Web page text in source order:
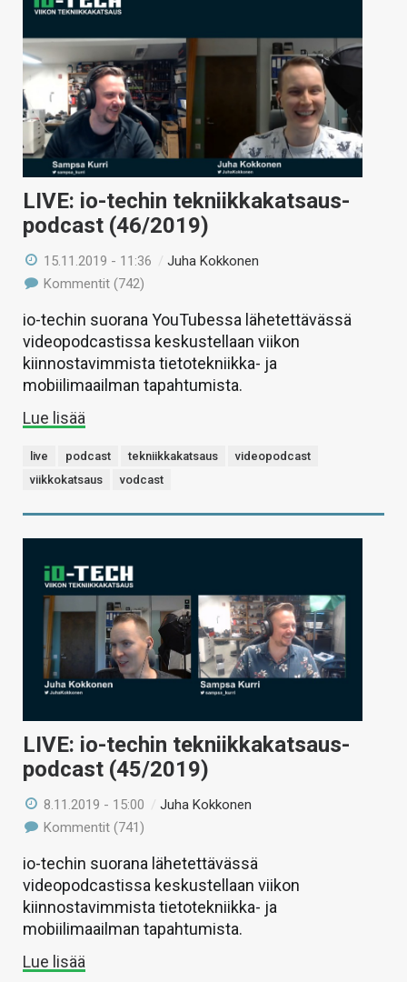
LIVE: io-techin tekniikkakatsaus-
podcast (46/2019)
15.11.2019 - 11:36 /Juha Kokkonen
Kommentit (742)
io-techin suorana YouTubessa lähetettävässä
videopodcastissa keskustellaan viikon
kiinnostavimmista tietotekniikka- ja
mobiilimaailman tapahtumista.
Lue lisää
live podcast tekniikkakatsaus
videopodcast
viikkokatsaus
vodcast
LIVE: io-techin tekniikkakatsaus-
podcast (45/2019)
8.11.2019 - 15:00 /Juha Kokkonen
Kommentit (741)
io-techin suorana lähetettävässä
videopodcastissa keskustellaan viikon
kiinnostavimmista tietotekniikka- ja
mobiilimaailman tapahtumista.
Lue lisää